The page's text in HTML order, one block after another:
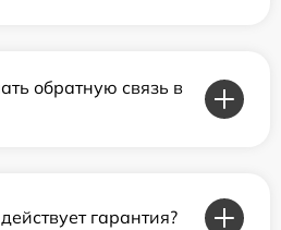
обратную связь в
гарантия?